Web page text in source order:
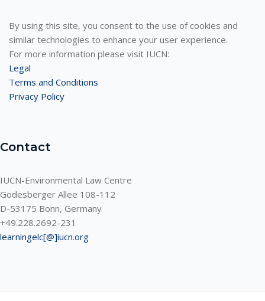
By using this site, you consent to the use of cookies and
similar technologies to enhance your user experience.
For more information please visit IUCN:
Legal
Terms and Conditions
Privacy Policy
Contact
IUCN-Environmental Law Centre
Godesberger Allee 108-112
D-53175 Bonn, Germany
+49.228.2692-231
learningelc[@]iucn.org